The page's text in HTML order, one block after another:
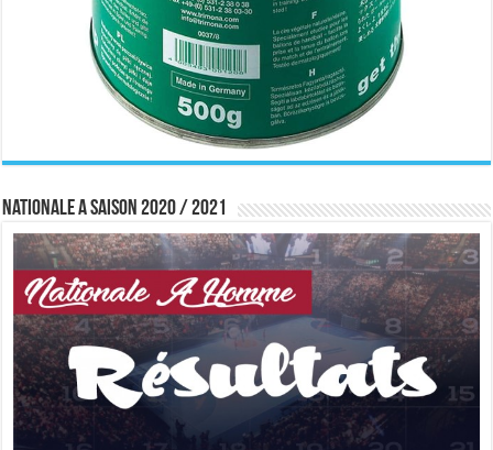
Nationale A saison 2020 / 2021